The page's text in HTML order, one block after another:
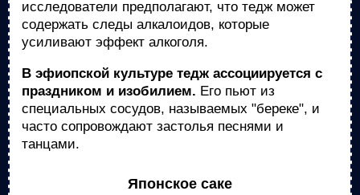
исследователи предполагают, что тедж может
содержать следы алкалоидов, которые
усиливают эффект алкоголя.
В эфиопской культуре тедж ассоциируется с
праздником и изобилием. Его пьют из
специальных сосудов, называемых "береке", и
часто сопровождают застолья песнями и
танцами.
Японское саке